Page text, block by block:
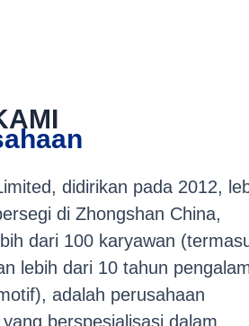
didirikan pada 2012,
di Zhongshan China,
dari 100 karyawan
lebih dari 10 tahun
adalah perusahaan
berspesialisasi dalam